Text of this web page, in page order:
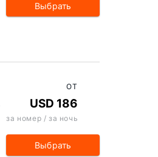
Выбрать
ОТ
USD 186
за номер / за ночь
Выбрать